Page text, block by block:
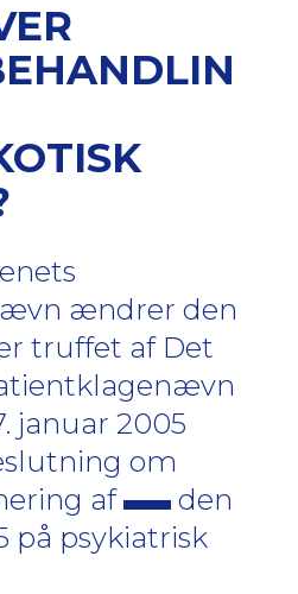
ændrer den
truffet af Det
januar 2005
om
af
den
på psykiatrisk